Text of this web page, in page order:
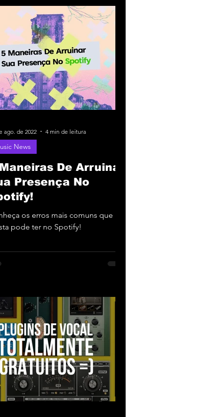
De Arruinar
Presença No
os erros mais comuns que um
pode ter no Spotify!
News
ago. de 2022 4 min de leitura